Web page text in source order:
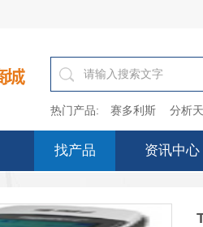
热门产品: 赛多利斯 分析
找产品 资讯中心